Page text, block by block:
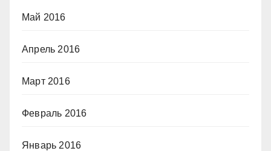
Май 2016
Апрель 2016
Март 2016
Февраль 2016
Январь 2016